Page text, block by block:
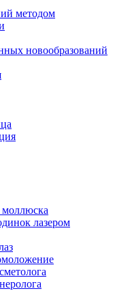
методом
новообразований
моллюска
лазером